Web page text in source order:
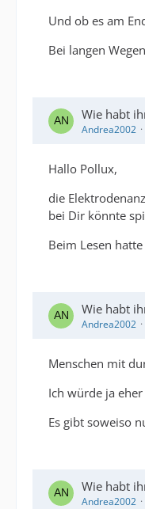
Und ob es am
Bei langen
Wie habt
Andrea2002
Hallo Pollux,
die
bei Dir könnte
Beim Lesen
Wie habt
Andrea2002
Menschen mit
Ich würde ja
Es gibt soweiso
Wie habt
Andrea2002